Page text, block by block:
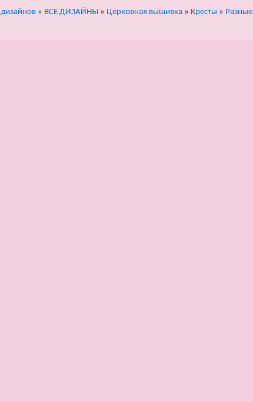
дизайнов » ВСЕ ДИЗАЙНЫ » Церковная вышивка » Кресты » Разные